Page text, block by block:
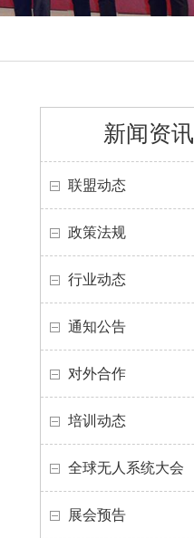
新闻资讯
联盟动态
政策法规
行业动态
通知公告
对外合作
培训动态
全球无人系统大会
展会预告